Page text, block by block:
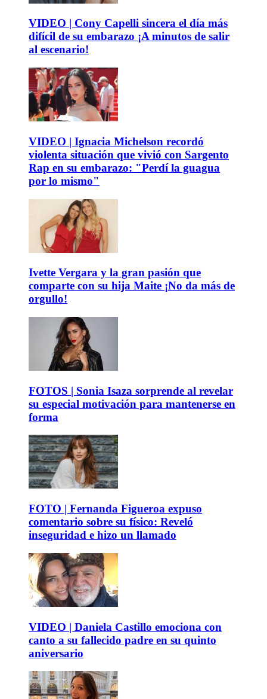
VIDEO | Cony Capelli sincera el día más
difícil de su embarazo ¡A minutos de salir
al escenario!
VIDEO | Ignacia Michelson recordó
violenta situación que vivió con Sargento
Rap en su embarazo: "Perdí la guagua
por lo mismo"
Ivette Vergara y la gran pasión que
comparte con su hija Maite ¡No da más de
orgullo!
FOTOS | Sonia Isaza sorprende al revelar
su especial motivación para mantenerse en
forma
FOTO | Fernanda Figueroa expuso
comentario sobre su físico: Reveló
inseguridad e hizo un llamado
VIDEO | Daniela Castillo emociona con
canto a su fallecido padre en su quinto
aniversario